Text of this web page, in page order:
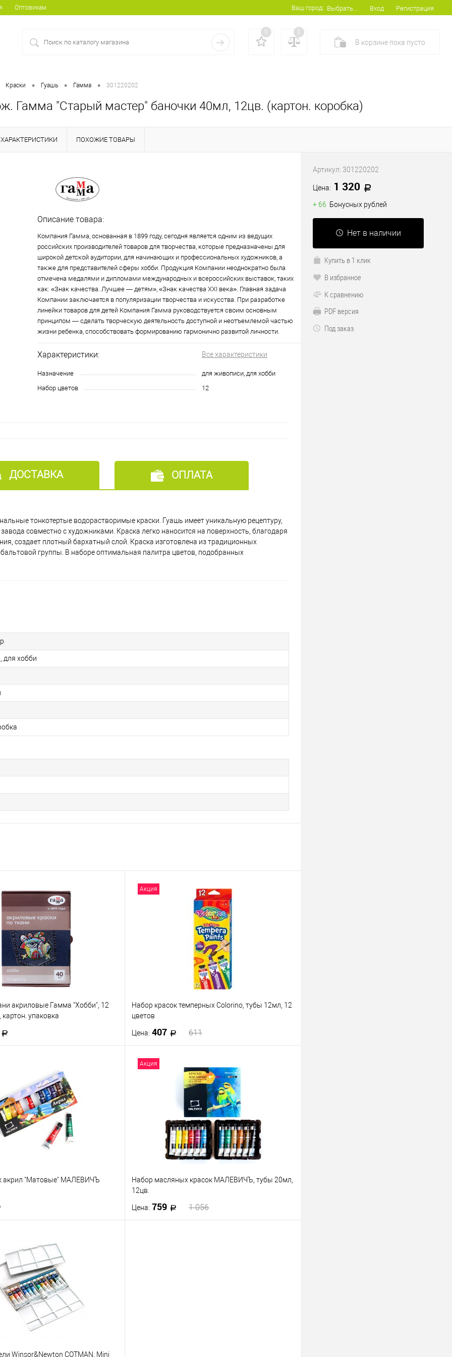
Оптовикам Ваш город: Выбрать... Вход Регистрация
0 0
В корзине пока пусто
Краски • Гуашь • Гамма • 301220202
Гамма "Старый мастер" баночки 40мл, 12цв. (картон. коробка)
ХАРАКТЕРИСТИКИ ПОХОЖИЕ ТОВАРЫ
Описание товара:
Компания Гамма, основанная в 1899 году, сегодня является одним из ведущих
российских производителей товаров для творчества, которые предназначены для
широкой детской аудитории, для начинающих и профессиональных художников, а
также для представителей сферы хобби. Продукция Компании неоднократно была
отмечена медалями и дипломами международных и всероссийских выставок, таких
как: «Знак качества. Лучшее — детям», «Знак качества XXI века». Главная задача
Компании заключается в популяризации творчества и искусства. При разработке
линейки товаров для детей Компания Гамма руководствуется своим основным
принципом — сделать творческую деятельность доступной и неотъемлемой частью
жизни ребенка, способствовать формированию гармонично развитой личности.
Характеристики: Все характеристики
Назначение
для живописи, для хобби
Набор цветов
12
ДОСТАВКА ОПЛАТА
тонкотертые водорастворимые краски. Гуашь имеет уникальную рецептуру,
совместно с художниками. Краска легко наносится на поверхность, благодаря
создает плотный бархатный слой. Краска изготовлена из традиционных
группы. В наборе оптимальная палитра цветов, подобранных
для хобби
акриловые Гамма "Хобби", 12
упаковка
К сравнению
В наличии
Акция
Набор красок темперных Colorino, тубы 12мл, 12
цветов
Цена: 407 611
Купить в 1 клик
К сравнению
В наличии
акрил "Матовые" МАЛЕВИЧЪ
К сравнению
В наличии
Акция
Набор масляных красок МАЛЕВИЧЪ, тубы 20мл,
12цв.
Цена: 759 1 056
Winsor&Newton COTMAN, Mini
Артикул: 301220202
Цена: 1 320
+ 66 Бонусных рублей
Нет в наличии
Купить в 1 клик
В избранное
К сравнению
PDF версия
Под заказ